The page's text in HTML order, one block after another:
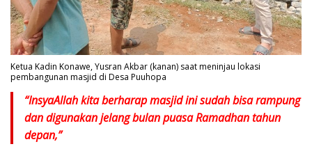
Ketua Kadin Konawe, Yusran Akbar (kanan) saat meninjau lokasi
pembangunan masjid di Desa Puuhopa
“InsyaAllah kita berharap masjid ini sudah bisa rampung
dan digunakan jelang bulan puasa Ramadhan tahun
depan,”